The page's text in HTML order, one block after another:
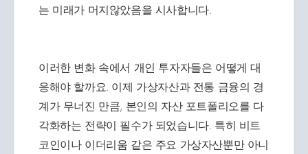
는 미래가 머지않았음을 시사합니다.
이러한 변화 속에서 개인 투자자들은 어떻게 대
응해야 할까요. 이제 가상자산과 전통 금융의 경
계가 무너진 만큼, 본인의 자산 포트폴리오를 다
각화하는 전략이 필수가 되었습니다. 특히 비트
코인이나 이더리움 같은 주요 가상자산뿐만 아니